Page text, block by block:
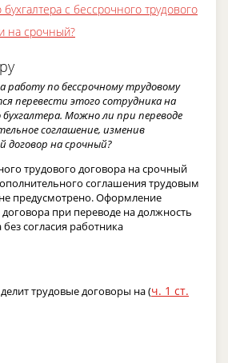
с бессрочного трудового
на срочный?
работу по бессрочному трудовому
перевести этого сотрудника на
Можно ли при переводе
соглашение, изменив
договор на срочный?
трудового договора на срочный
соглашения трудовым
предусмотрено. Оформление
при переводе на должность
без согласия работника
трудовые договоры на (ч. 1 ст.